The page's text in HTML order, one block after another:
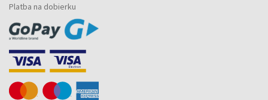
Platba na dobierku